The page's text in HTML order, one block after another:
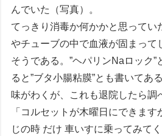
んでいた（写真）。
てっきり消毒か何かかと思ってい
やチューブの中で血液が固まって
そうである。”ヘパリンNaロック”
ると”ブタ小腸粘膜”とも書いてあ
味がわくが、これも退院したら調
「コルセットが木曜日にできま
じの時 だけ 車いすに乗ってみて